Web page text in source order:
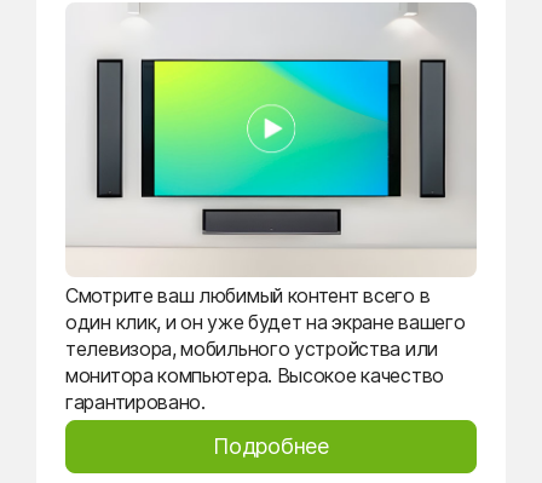
Смотрите ваш любимый контент всего в
один клик, и он уже будет на экране вашего
телевизора, мобильного устройства или
монитора компьютера. Высокое качество
гарантировано.
Подробнее